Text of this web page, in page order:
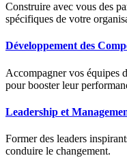
Construire avec vous des
spécifiques de votre
Développement des
Accompagner vos équipes
pour booster leur
Leadership et
Former des leaders
conduire le changement.